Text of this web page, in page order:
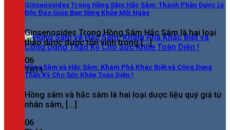
Hồng Sâm và Hắc Sâm: Khám Phá Khác Biệt và Công Dụng
Thần Kỳ Cho Sức Khỏe Toàn Diện !
Hồng sâm và hắc sâm là hai loại dược liệu quý giá từ
nhân sâm, [...]
06
Ginsenosides Trong Hồng Sâm Hắc Sâm: Thành Phần Dược Lý
Độc Đáo Giúp Bạn Sống Khỏe Mỗi Ngày
Ginsenosides Trong Hồng Sâm Hắc Sâm là hai loại
thảo dược được tôn vinh trong [...]
06
Th11